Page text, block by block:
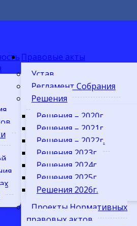
Правовые акты
Устав
Регламент Собрания
Решения
Решения – 2020г.
Решения – 2021г.
Решения – 2022г.
Решения 2023г.
Решения 2024г.
Решения 2025г.
Решения 2026г.
Проекты Нормативных
правовых актов